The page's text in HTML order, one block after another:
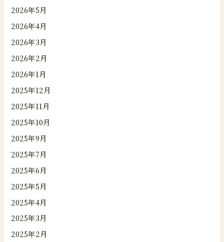
2026年5月
2026年4月
2026年3月
2026年2月
2026年1月
2025年12月
2025年11月
2025年10月
2025年9月
2025年7月
2025年6月
2025年5月
2025年4月
2025年3月
2025年2月